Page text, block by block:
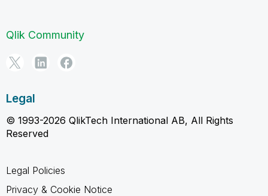
Qlik Community
Legal
© 1993-2026 QlikTech International AB, All Rights
Reserved
Legal Policies
Privacy & Cookie Notice